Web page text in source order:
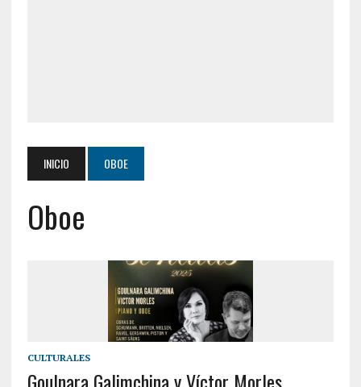
INICIO OBOE
Oboe
CULTURALES